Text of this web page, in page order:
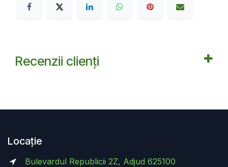
Recenzii clienți
Locație
Bulevardul Republicii 2Z, Adjud 625100